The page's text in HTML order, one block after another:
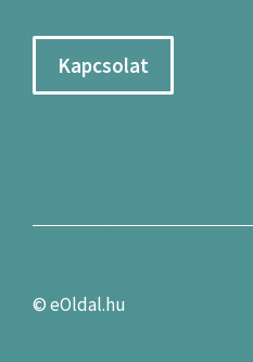
Kapcsolat
©eOldal.hu